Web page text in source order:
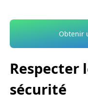
Obtenir
Respecter
sécurité